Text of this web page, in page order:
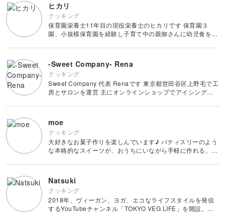
ヒカリ
クッキング
保育園栄養士11年目の現役栄養士のヒカリです 保育園３
園、小規模保育園を経験し子育て中の親御さんに幼児食を伝
の悩みであったり食事について基礎からお伝えし、後半では
-Sweet Company- Rena
クッキング
Sweet Company 代表 Renaです 東京都世田谷区上野毛で工
房とサロンを運営 主にオンラインショップでアイシングク
ント、ウエディング、パーティーなどありとあらゆるデザイ
moe
クッキング
大好きなお菓子作りを楽しんでいます♪ パティスリーのよう
な本格的なスイーツが、おうちにいながら手軽に作れる、そ
スイーツ作りを気軽に暮らしの中に取り入れていただけたら
Natsuki
クッキング
2018年、ヴィーガン、ヨガ、エコなライフスタイルを発信
するYouTubeチャンネル「TOKYO VEG LIFE」を開設。